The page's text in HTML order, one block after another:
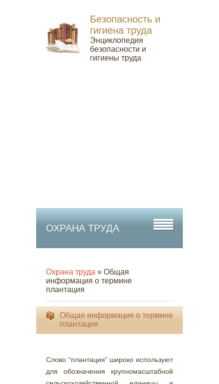
Безопасность и
гигиена труда
Энциклопедия
безопасности и
гигиены труда
ОХРАНА ТРУДА
Охрана труда » Общая
информация о термине
плантация
Общая информация о термине
плантация
Слово “плантация” широко используют
для обозначения крупномасштабной